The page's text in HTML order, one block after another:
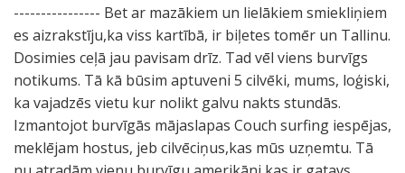
---------------- Bet ar mazākiem un lielākiem smiekliņiem
es aizrakstīju,ka viss kartībā, ir biļetes tomēr un Tallinu.
Dosimies ceļā jau pavisam drīz. Tad vēl viens burvīgs
notikums. Tā kā būsim aptuveni 5 cilvēki, mums, loģiski,
ka vajadzēs vietu kur nolikt galvu nakts stundās.
Izmantojot burvīgās mājaslapas Couch surfing iespējas,
meklējam hostus, jeb cilvēciņus,kas mūs uzņemtu. Tā